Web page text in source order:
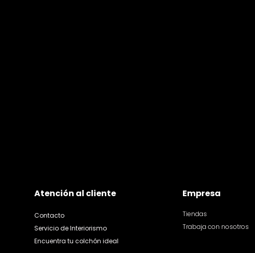
Atención al cliente
Contacto
Servicio de Interiorismo
Encuentra tu colchón ideal
Empresa
Tiendas
Trabaja con nosotros